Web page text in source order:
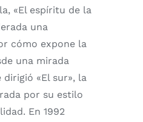
«El espíritu de la
una
cómo expone la
una mirada
«El sur», la
por su estilo
En 1992